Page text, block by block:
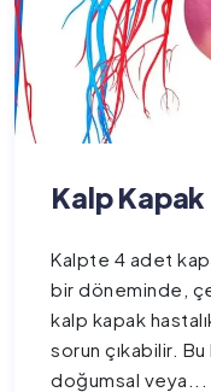
Kalp Kapak
Kalpte 4 adet
bir döneminde,
kalp kapak
sorun çıkabilir.
doğumsal veya...